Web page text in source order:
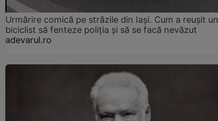
Urmărire comică pe străzile din Iași. Cum a reușit un
biciclist să fenteze poliția și să se facă nevăzut
adevarul.ro